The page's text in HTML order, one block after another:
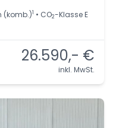
(komb.)1 • CO2-Klasse E
26.590,- €
inkl. MwSt.